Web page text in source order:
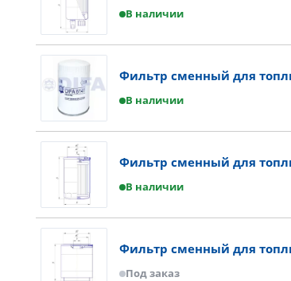
В наличии
Фильтр сменный для
В наличии
Фильтр сменный для
В наличии
Фильтр сменный для
Под заказ